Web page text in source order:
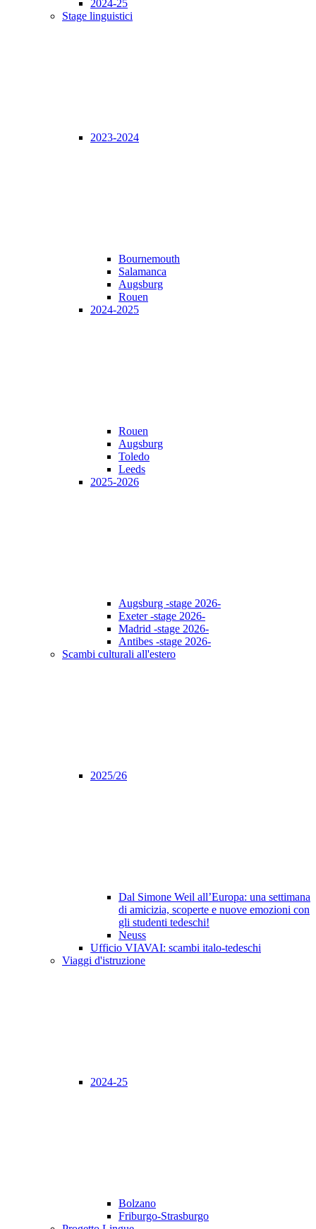
2024-25
Stage linguistici
2023-2024
Bournemouth
Salamanca
Augsburg
Rouen
2024-2025
Rouen
Augsburg
Toledo
Leeds
2025-2026
Augsburg -stage 2026-
Exeter -stage 2026-
Madrid -stage 2026-
Antibes -stage 2026-
Scambi culturali all'estero
2025/26
Dal Simone Weil all’Europa: una settimana
di amicizia, scoperte e nuove emozioni con
gli studenti tedeschi!
Neuss
Ufficio VIAVAI: scambi italo-tedeschi
Viaggi d'istruzione
2024-25
Bolzano
Friburgo-Strasburgo